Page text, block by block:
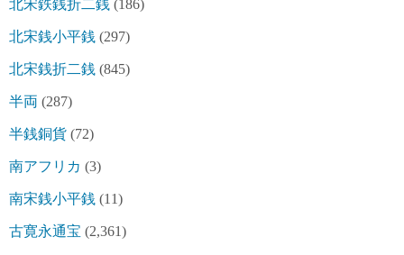
北宋鉄銭折二銭 (186)
北宋銭小平銭 (297)
北宋銭折二銭 (845)
半両 (287)
半銭銅貨 (72)
南アフリカ (3)
南宋銭小平銭 (11)
古寛永通宝 (2,361)